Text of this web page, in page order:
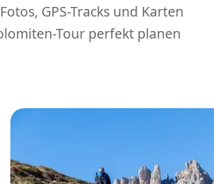
GPS-Tracks und Karten
Tour perfekt planen